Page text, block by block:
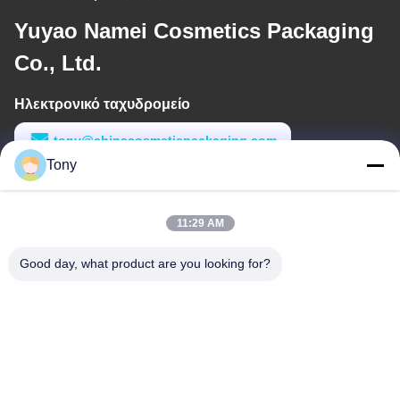
Yuyao Namei Cosmetics Packaging
Co., Ltd.
Ηλεκτρονικό ταχυδρομείο
tony@chinacosmeticpackaging.com
Εργασιακό χρόνο
Tony
11:29 AM
Good day, what product are you looking for?